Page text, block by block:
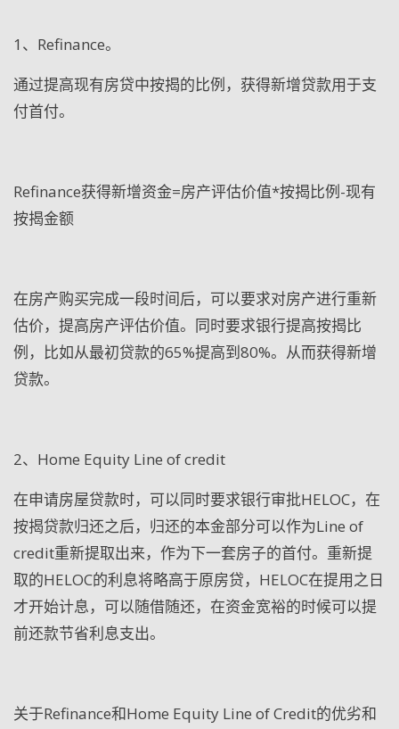
1 、Refinance。
通过提高现有房贷中按揭的比例，获得新增贷款用于支
付首付。
Refinance获得新增资金=房产评估价值*按揭比例-现有
按揭金额
在房产购买完成一段时间后，可以要求对房产进行重新
估价，提高房产评估价值。同时要求银行提高按揭比
例，比如从最初贷款的65%提高到80%。从而获得新增
贷款。
2、Home Equity Line of credit
在申请房屋贷款时，可以同时要求银行审批HELOC，在
按揭贷款归还之后，归还的本金部分可以作为Line of
credit重新提取出来，作为下一套房子的首付。重新提
取的HELOC的利息将略高于原房贷，HELOC在提用之日
才开始计息，可以随借随还，在资金宽裕的时候可以提
前还款节省利息支出。
关于Refinance和Home Equity Line of Credit的优劣和